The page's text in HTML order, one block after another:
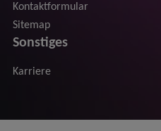
Kontaktformular
Sitemap
Sonstiges
Karriere